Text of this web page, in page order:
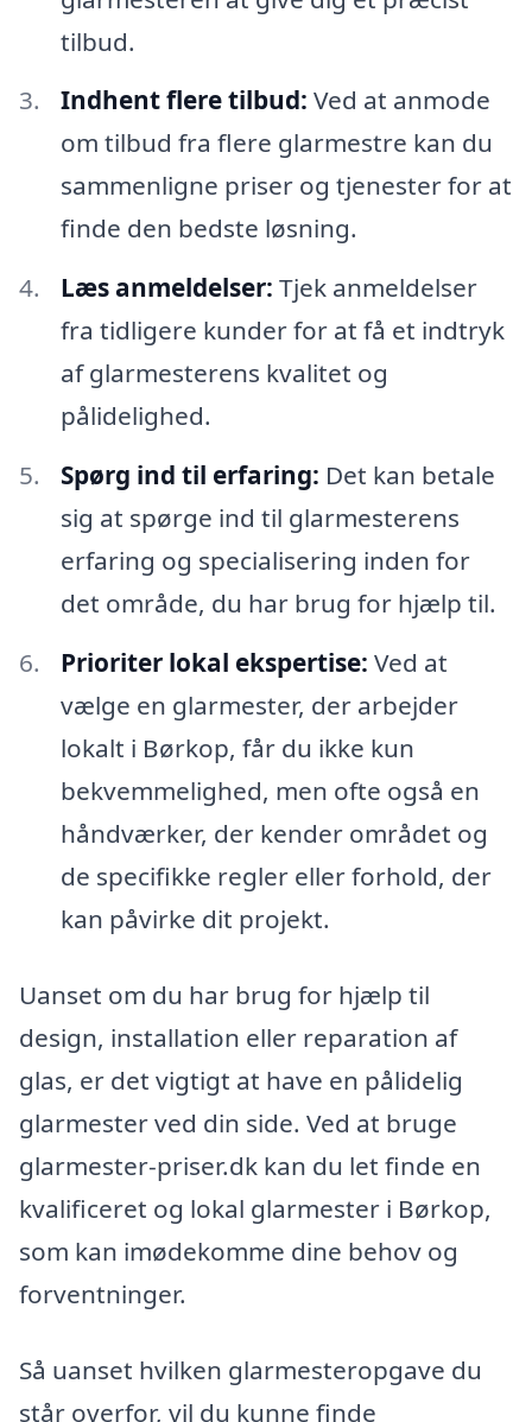
tilbud.
Indhent flere tilbud: Ved at anmode
om tilbud fra flere glarmestre kan du
sammenligne priser og tjenester for at
finde den bedste løsning.
Læs anmeldelser: Tjek anmeldelser
fra tidligere kunder for at få et indtryk
af glarmesterens kvalitet og
pålidelighed.
Spørg ind til erfaring: Det kan betale
sig at spørge ind til glarmesterens
erfaring og specialisering inden for
det område, du har brug for hjælp til.
Prioriter lokal ekspertise: Ved at
vælge en glarmester, der arbejder
lokalt i Børkop, får du ikke kun
bekvemmelighed, men ofte også en
håndværker, der kender området og
de specifikke regler eller forhold, der
kan påvirke dit projekt.
Uanset om du har brug for hjælp til
design, installation eller reparation af
glas, er det vigtigt at have en pålidelig
glarmester ved din side. Ved at bruge
glarmester-priser.dk kan du let finde en
kvalificeret og lokal glarmester i Børkop,
som kan imødekomme dine behov og
forventninger.
Så uanset hvilken glarmesteropgave du
står overfor, vil du kunne finde